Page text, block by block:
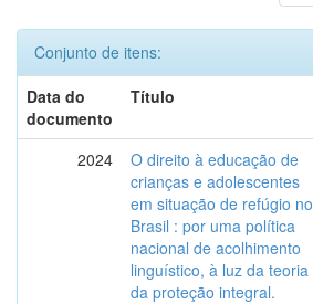
Conjunto de itens:
Data do
documento
Título
2024
O direito à educação de
crianças e adolescentes
em situação de refúgio no
Brasil : por uma política
nacional de acolhimento
linguístico, à luz da teoria
da proteção integral.